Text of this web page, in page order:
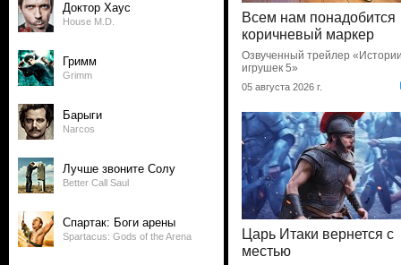
Доктор Хаус
House M.D.
Гримм
Grimm
Барыги
Narcos
Лучше звоните Солу
Better Call Saul
Спартак: Боги арены
Spartacus: Gods of the Arena
Всем нам понадобится
коричневый маркер
Озвученный трейлер
игрушек 5»
05 августа 2026 г.
Царь Итаки вернется с
местью